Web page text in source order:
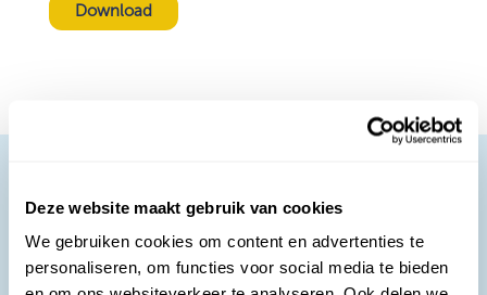
Deze website maakt gebruik van cookies
We gebruiken cookies om content en advertenties te
personaliseren, om functies voor social media te bieden